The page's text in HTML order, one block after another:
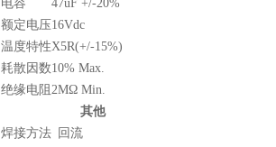
电容
47uF +/-20%
额定电压16Vdc
温度特性X5R(+/-15%)
耗散因数10% Max.
绝缘电阻 2MΩ Min.
其他
焊接方法 回流